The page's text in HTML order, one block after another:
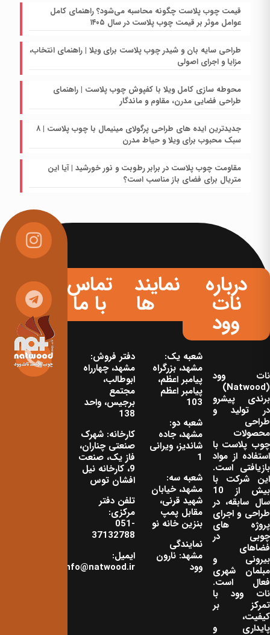
قیمت چوب پلاست چگونه محاسبه می‌شود؟ راهنمای کامل
عوامل موثر بر قیمت چوب پلاست در سال ۱۴۰۵
طراحی سایه بان و شیدر چوب پلاست برای ویلا | راهنمای انتخاب،
مزایا و اجرای اصولی
محوطه سازی کامل ویلا با کفپوش چوب پلاست | راهنمای
طراحی فضایی مدرن، مقاوم و ماندگار
جدیدترین ایده های طراحی پرگولای مینیمال با چوب پلاست | ۸
سبک محبوب برای ویلا و حیاط مدرن
مقاومت چوب پلاست در برابر رطوبت و نور خورشید | آیا این
متریال برای فضای باز مناسب است؟
درباره
نات
وود
نات‌ وود
(Natwood)
برندی پیشرو
در تولید و
طراحی
محصولات
چوب پلاست با
استفاده از مواد
بازیافتی است.
این شرکت با
بیش از 10
سال سابقه، در
طراحی و اجرای
پروژه های
چوبی در
فضاهای
بیرونی و
مبلمان شهری
فعال است.
نات وود با
تمرکز بر
کیفیت،
پایداری و
نمایندگی
ها
شعبه یک:
مشهد، بزرگراه
پیامبر اعظم،
پیامبر اعظم
103
شعبه دو:
مشهد، جاده
شاندیز، ویرانی
1
شعبه سه:
مشهد، خیابان
شهید قرنی،
مقابل پمپ
بنزین خانه نو
نمایندگی
مشهد: نارون
وود
تماس
با ما
دفتر فروش:
مشهد، چهارراه
ابوطالب،
مجتمع
برجیس، واحد
138
کارخانه: شهرک
صنعتی چناران،
فاز یک، صنعت
9، کارخانه نیل
افشان توس
تلفن دفتر
مرکزی:
051-
37132788
ایمیل:
info@natwood.ir